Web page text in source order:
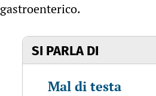
gastroenterico.
SI PARLA DI
Mal di testa